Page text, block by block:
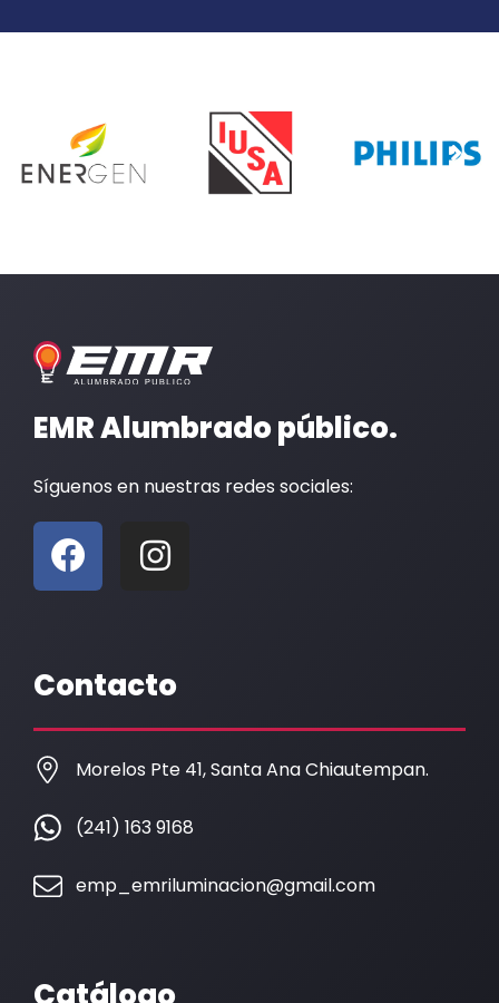
EMR Alumbrado público.
Síguenos en nuestras redes sociales:
F
a
c
b
o
o
k
I
n
a
g
r
a
m
Contacto
Morelos Pte 41, Santa Ana Chiautempan.
(241) 163 9168
emp_emriluminacion@gmail.com
Catálogo